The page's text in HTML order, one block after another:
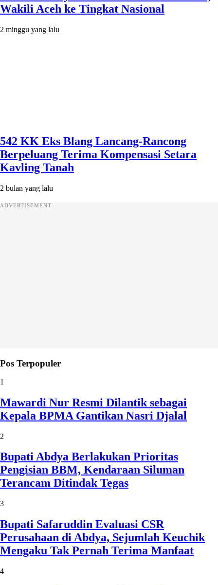
Wakili Aceh ke Tingkat Nasional
2 minggu yang lalu
542 KK Eks Blang Lancang-Rancong
Berpeluang Terima Kompensasi Setara
Kavling Tanah
2 bulan yang lalu
ADVERTISEMENT
Pos Terpopuler
1
Mawardi Nur Resmi Dilantik sebagai
Kepala BPMA Gantikan Nasri Djalal
2
Bupati Abdya Berlakukan Prioritas
Pengisian BBM, Kendaraan Siluman
Terancam Ditindak Tegas
3
Bupati Safaruddin Evaluasi CSR
Perusahaan di Abdya, Sejumlah Keuchik
Mengaku Tak Pernah Terima Manfaat
4